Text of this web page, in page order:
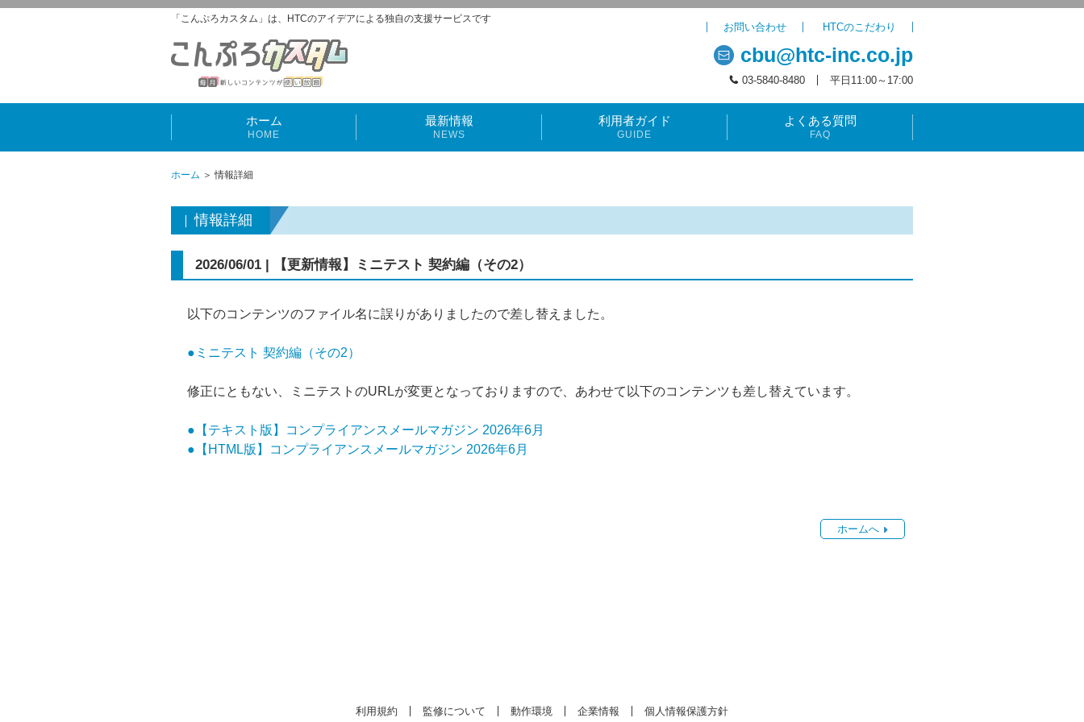
「こんぷろカスタム」は、HTCのアイデアによる独自の支援サービスです
お問い合わせ HTCのこだわり
cbu@htc-inc.co.jp
03-5840-8480 平日11:00～17:00
ホーム
HOME
最新情報
NEWS
利用者ガイド
GUIDE
よくある質問
FAQ
ホーム ＞ 情報詳細
情報詳細
2026/06/01 | 【更新情報】ミニテスト 契約編（その2）
以下のコンテンツのファイル名に誤りがありましたので差し替えました。
●ミニテスト 契約編（その2）
修正にともない、ミニテストのURLが変更となっておりますので、あわせて以下のコンテンツも差し替えています。
●【テキスト版】コンプライアンスメールマガジン 2026年6月
●【HTML版】コンプライアンスメールマガジン 2026年6月
ホームへ
利用規約 監修について 動作環境 企業情報 個人情報保護方針